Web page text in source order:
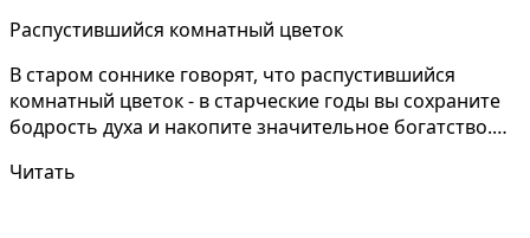
Распустившийся комнатный цветок
В старом соннике говорят, что распустившийся
комнатный цветок - в старческие годы вы сохраните
бодрость духа и накопите значительное богатство.
Читать